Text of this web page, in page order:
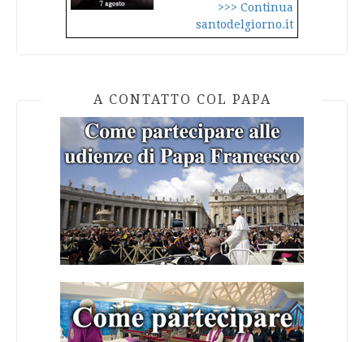
>>> Continua
santodelgiorno.it
A CONTATTO COL PAPA